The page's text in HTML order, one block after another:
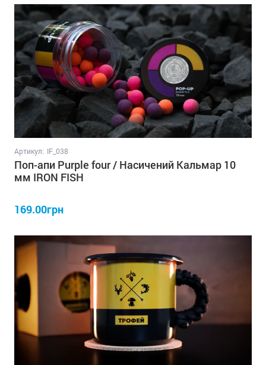
Артикул: IF_038
Поп-апи Purple four / Насичений Кальмар 10
мм IRON FISH
169.00грн